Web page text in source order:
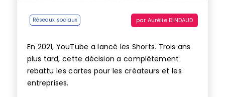
Réseaux sociaux par Aurélie DINDAUD
En 2021, YouTube a lancé les Shorts. Trois ans
plus tard, cette décision a complètement
rebattu les cartes pour les créateurs et les
entreprises.